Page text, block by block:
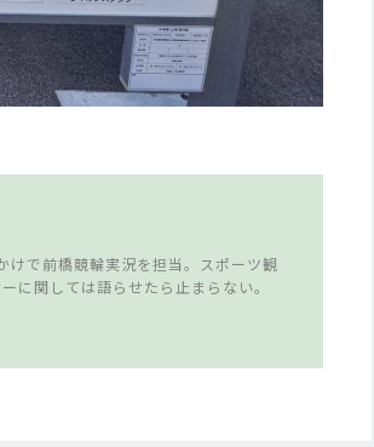
で前橋競輪実況を担当。スポーツ観
に関しては語らせたら止まらない。